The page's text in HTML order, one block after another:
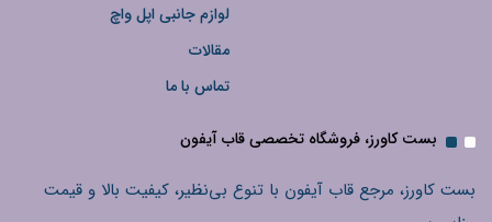
لوازم جانبی اپل واچ
مقالات
تماس با ما
بست کاورز، فروشگاه تخصصی قاب آیفون
بست کاورز، مرجع قاب آیفون با تنوع بی‌نظیر، کیفیت بالا و قیمت